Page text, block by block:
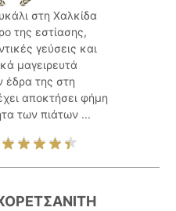
στη Χαλκίδα
της εστίασης,
γεύσεις και
μαγειρευτά
έδρα της στη
αποκτήσει φήμη
των πιάτων ...